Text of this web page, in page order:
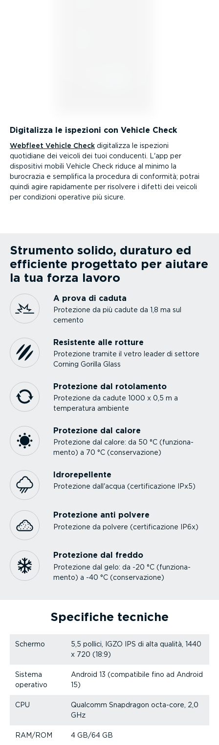
Digitalizza le ispezioni con Vehicle Check
Webfleet Vehicle Check digitalizza le ispezioni
quotidiane dei veicoli dei tuoi conducenti. L'app per
dispositivi mobili Vehicle Check riduce al minimo la
burocrazia e semplifica la procedura di conformità; potrai
quindi agire rapidamente per risolvere i difetti dei veicoli
per condizioni operative più sicure.
Strumento solido, duraturo ed
efficiente progettato per aiutare
la tua forza lavoro
A prova di caduta
Protezione da più cadute da 1,8 ma sul
cemento
Resistente alle rotture
Protezione tramite il vetro leader di settore
Corning Gorilla Glass
Protezione dal rotolamento
Protezione da cadute 1000 x 0,5 m a
temperatura ambiente
Protezione dal calore
Protezione dal calore: da 50 °C (funzio­na­
mento) a 70 °C (conser­va­zione)
Idrore­pel­lente
Protezione dall'acqua (certi­fi­ca­zione IPx5)
Protezione anti polvere
Protezione da polvere (certi­fi­ca­zione IP6x)
Protezione dal freddo
Protezione dal gelo: da -20 °C (funzio­na­
mento) a -40 °C (conser­va­zione)
Specifiche tecniche
Schermo
5,5 pollici, IGZO IPS di alta qualità, 1440
x 720 (18:9)
Sistema
operativo
Android 13 (compatibile fino ad Android
15)
CPU
Qualcomm Snapdragon octa-core, 2,0
GHz
RAM/ROM 4 GB/64 GB